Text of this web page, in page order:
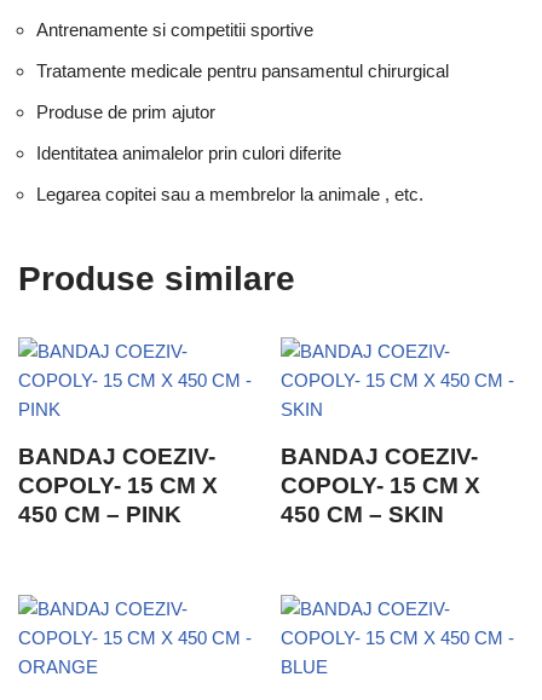
Antrenamente si competitii sportive
Tratamente medicale pentru pansamentul chirurgical
Produse de prim ajutor
Identitatea animalelor prin culori diferite
Legarea copitei sau a membrelor la animale , etc.
Produse similare
BANDAJ COEZIV-
COPOLY- 15 CM X
450 CM – PINK
BANDAJ COEZIV-
COPOLY- 15 CM X
450 CM – SKIN